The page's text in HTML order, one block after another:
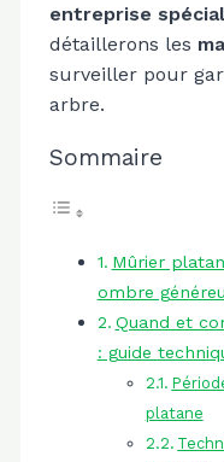
entreprise
détaillerons les
surveiller pour
arbre.
Sommaire
Mûrier
ombre
Quand et
: guide
platane